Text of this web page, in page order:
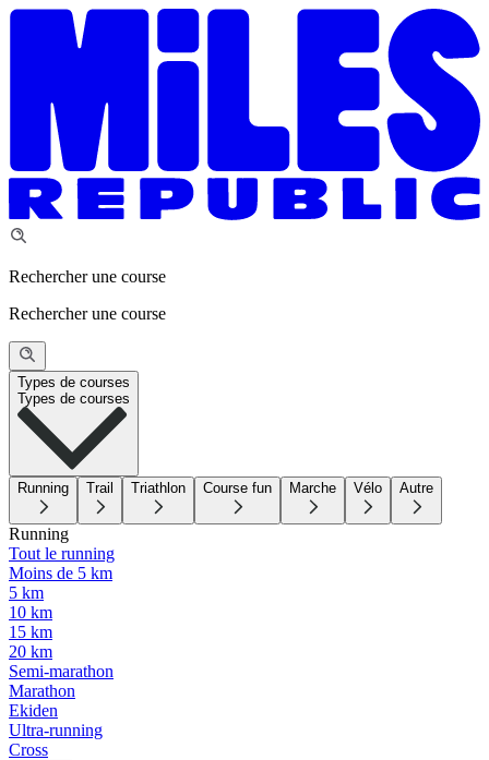
Rechercher une course
Rechercher une course
Types de courses
Types de courses
Running Trail Triathlon Course fun Marche Vélo Autre
Running
Tout le running
Moins de 5 km
5 km
10 km
15 km
20 km
Semi-marathon
Marathon
Ekiden
Ultra-running
Cross